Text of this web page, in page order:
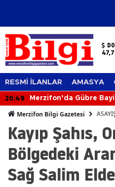
RESMİ İLANLAR AMASYA
20:49 Merzifon’da Gübre
Merzifon Bilgi Gazetesi
Kayıp Şahıs,
Bölgedeki
Sağ Salim